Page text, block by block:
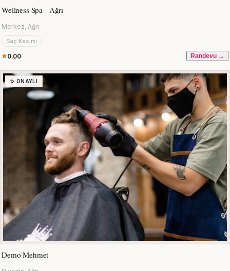
Wellness Spa - Ağrı
Merkez, Ağrı
Saç Kesimi
0.00 Randevu →
✨ ONAYLI
Demo Mehmet